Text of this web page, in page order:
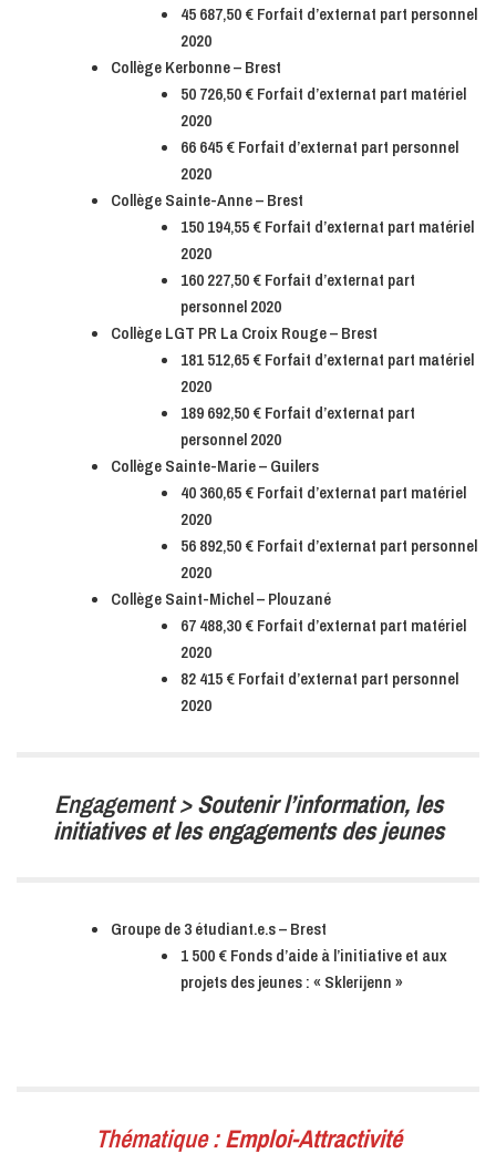
45 687,50 € Forfait d’externat part personnel
2020
Collège Kerbonne – Brest
50 726,50 € Forfait d’externat part matériel
2020
66 645 € Forfait d’externat part personnel
2020
Collège Sainte-Anne – Brest
150 194,55 € Forfait d’externat part matériel
2020
160 227,50 € Forfait d’externat part
personnel 2020
Collège LGT PR La Croix Rouge – Brest
181 512,65 € Forfait d’externat part matériel
2020
189 692,50 € Forfait d’externat part
personnel 2020
Collège Sainte-Marie – Guilers
40 360,65 € Forfait d’externat part matériel
2020
56 892,50 € Forfait d’externat part personnel
2020
Collège Saint-Michel – Plouzané
67 488,30 € Forfait d’externat part matériel
2020
82 415 € Forfait d’externat part personnel
2020
Engagement >Soutenir l’information, les
initiatives et les engagements des jeunes
Groupe de 3 étudiant.e.s – Brest
1 500 € Fonds d’aide à l’initiative et aux
projets des jeunes : « Sklerijenn »
Thématique :Emploi-Attractivité